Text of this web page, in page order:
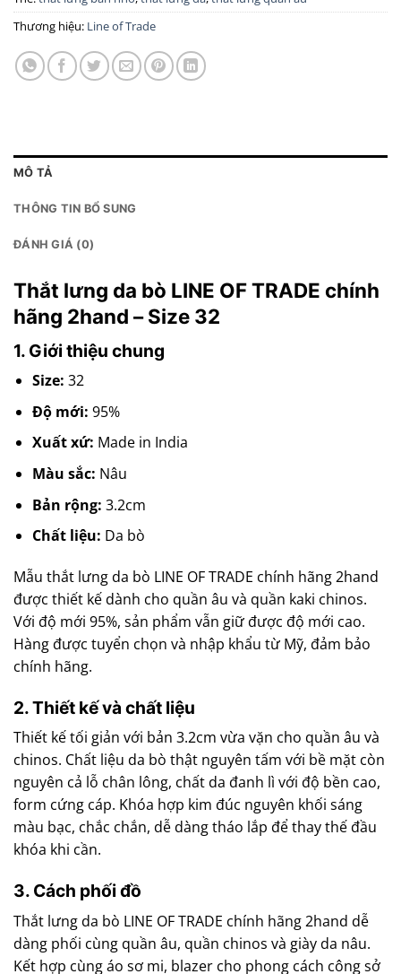
Thương hiệu: Line of Trade
MÔ TẢ
THÔNG TIN BỔ SUNG
ĐÁNH GIÁ (0)
Thắt lưng da bò LINE OF TRADE chính
hãng 2hand – Size 32
1. Giới thiệu chung
Size: 32
Độ mới: 95%
Xuất xứ: Made in India
Màu sắc: Nâu
Bản rộng: 3.2cm
Chất liệu: Da bò
Mẫu thắt lưng da bò LINE OF TRADE chính hãng 2hand
được thiết kế dành cho quần âu và quần kaki chinos.
Với độ mới 95%, sản phẩm vẫn giữ được độ mới cao.
Hàng được tuyển chọn và nhập khẩu từ Mỹ, đảm bảo
chính hãng.
2. Thiết kế và chất liệu
Thiết kế tối giản với bản 3.2cm vừa vặn cho quần âu và
chinos. Chất liệu da bò thật nguyên tấm với bề mặt còn
nguyên cả lỗ chân lông, chất da đanh lì với độ bền cao,
form cứng cáp. Khóa hợp kim đúc nguyên khối sáng
màu bạc, chắc chắn, dễ dàng tháo lắp để thay thế đầu
khóa khi cần.
3. Cách phối đồ
Thắt lưng da bò LINE OF TRADE chính hãng 2hand dễ
dàng phối cùng quần âu, quần chinos và giày da nâu.
Kết hợp cùng áo sơ mi, blazer cho phong cách công sở